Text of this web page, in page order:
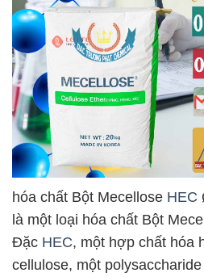
hóa chất Bột Mecellose HEC
là một loại hóa chất Bột
Đặc HEC, một hợp chất hóa
cellulose, một